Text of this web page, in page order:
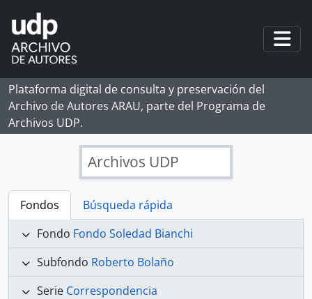
Skip to main content
Plataforma digital de consulta y preservación del
Archivo de Autores ARAU, parte del Programa de
Archivos UDP.
Archivos UDP
Fondos
Búsqueda rápida
Fondo Fondo Soledad Bianchi
Subfondo Roberto Bolaño
Serie Correspondencia